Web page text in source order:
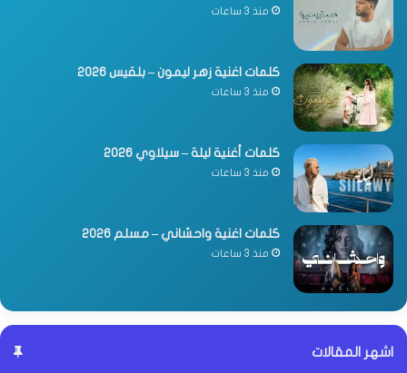
منذ 3 ساعات
كلمات اغنية زهر ليمون – بلقيس 2026
منذ 3 ساعات
كلمات أغنية ليلة – سيلاوي 2026
منذ 3 ساعات
كلمات اغنية واحشاني – مسلم 2026
منذ 3 ساعات
اشهر المقالات